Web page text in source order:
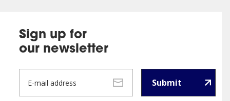
Sign up for
our newsletter
Submit